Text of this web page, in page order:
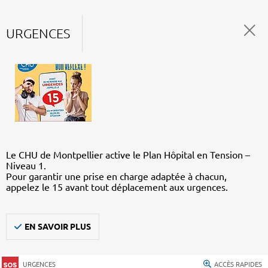
URGENCES
Le CHU de Montpellier active le Plan Hôpital en Tension –
Niveau 1.
Pour garantir une prise en charge adaptée à chacun,
appelez le 15 avant tout déplacement aux urgences.
EN SAVOIR PLUS
URGENCES ACCÈS RAPIDES